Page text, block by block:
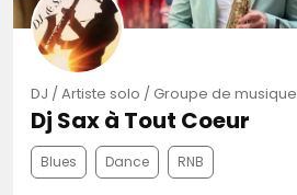
DJ / Artiste solo / Groupe de musique
Dj Sax à Tout Coeur
Blues Dance RNB